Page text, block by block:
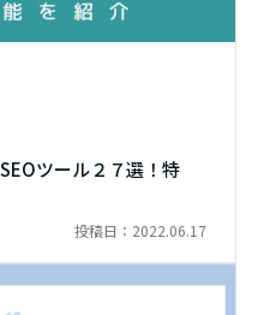
ツール２７選！特
投稿日：2022.06.17